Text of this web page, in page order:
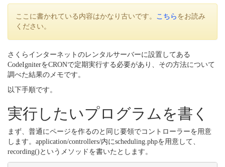
ここに書かれている内容はかなり古いです。 こちら をお読み
ください。
さくらインターネットのレンタルサーバーに設置してある
CodeIgniterをCRONで定期実行する必要があり、その方法について
調べた結果のメモです。
以下手順です。
実行したいプログラムを書く
まず、普通にページを作るのと同じ要領でコントローラーを用意
します。application/controllers/内にscheduling.phpを用意して、
recording()というメソッドを書いたとします。